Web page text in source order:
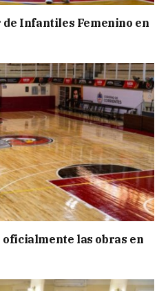
de Infantiles Femenino en
las obras en